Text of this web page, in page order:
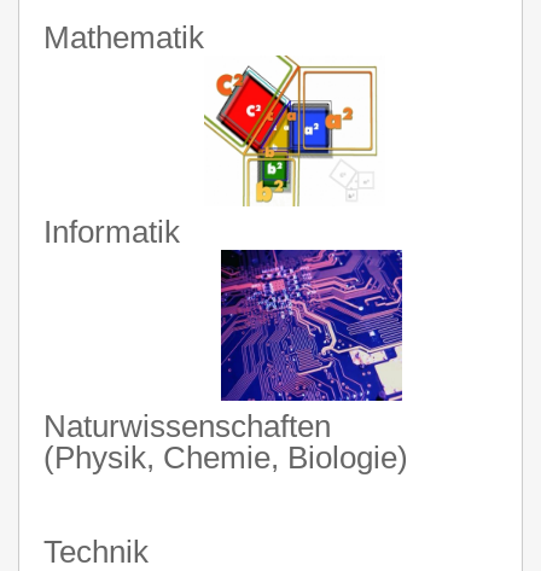
Mathematik
Informatik
Naturwissenschaften
(Physik, Chemie, Biologie)
Technik